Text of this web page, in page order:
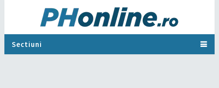
Sectiuni